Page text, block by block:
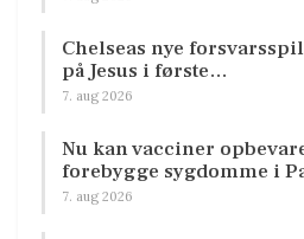
Chelseas nye
på Jesus i første…
7. aug 2026
Nu kan vacciner
forebygge sygdomme i
7. aug 2026